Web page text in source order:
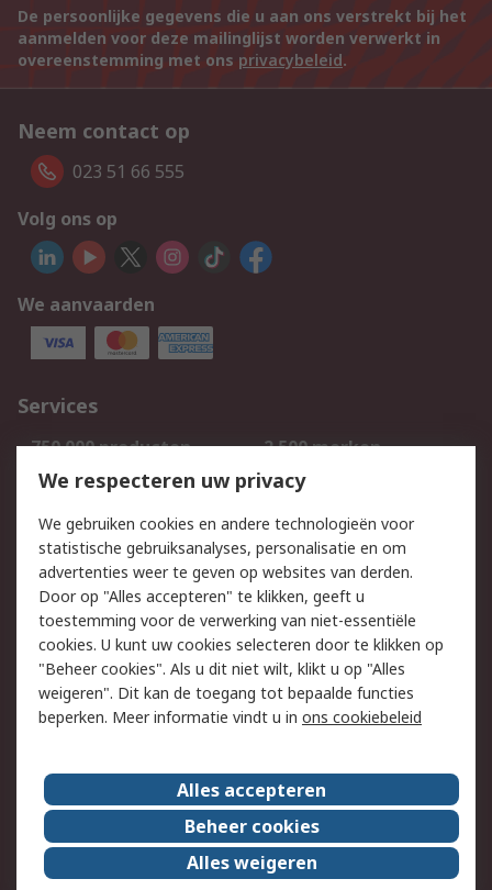
De persoonlijke gegevens die u aan ons verstrekt bij het
aanmelden voor deze mailinglijst worden verwerkt in
overeenstemming met ons privacybeleid.
Neem contact op
023 51 66 555
Volg ons op
We aanvaarden
Services
750.000 producten
2.500 merken
Bestellen
Inkoopoplossingen
Track & Trace
Wettelijk
Cookiebeleid
Email veiligheid
Privacybeleid
Websitevoorwaarden
Algemene
verkoopvoorwaarden
Over RS
RS Group
Over ons
RS wereldwijd
Werken bij RS
ESG
We respecteren uw privacy
We gebruiken cookies en andere technologieën voor
statistische gebruiksanalyses, personalisatie en om
advertenties weer te geven op websites van derden.
Door op "Alles accepteren" te klikken, geeft u
toestemming voor de verwerking van niet-essentiële
cookies. U kunt uw cookies selecteren door te klikken op
"Beheer cookies". Als u dit niet wilt, klikt u op "Alles
weigeren". Dit kan de toegang tot bepaalde functies
beperken. Meer informatie vindt u in ons cookiebeleid
Alles accepteren
Beheer cookies
Alles weigeren